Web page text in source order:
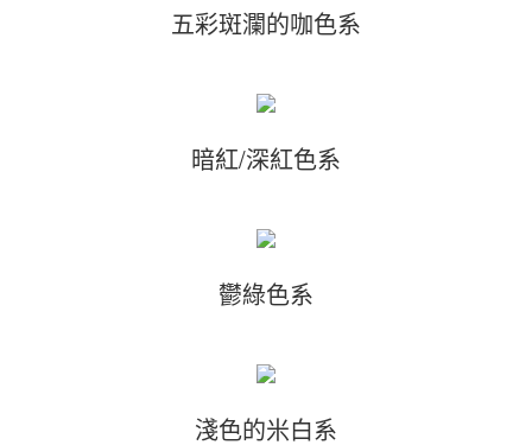
五彩斑瀾的咖色系
暗紅/深紅色系
鬱綠色系
淺色的米白系